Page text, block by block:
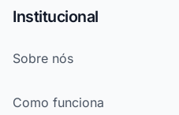
Institucional
Sobre nós
Como funciona